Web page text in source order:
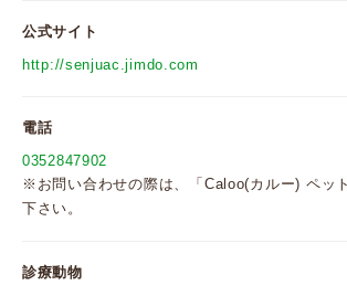
公式サイト
http://senjuac.jimdo.com
電話
0352847902
※お問い合わせの際は、「Caloo(カルー) ペッ
下さい。
診療動物